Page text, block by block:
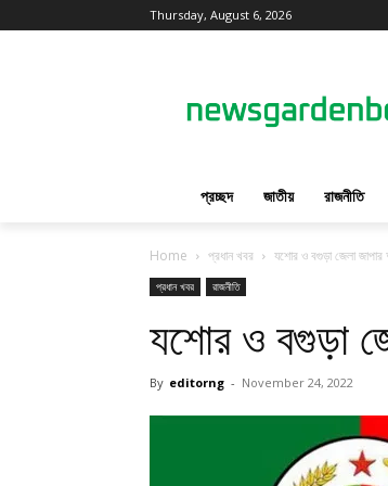
Thursday, August 6, 2026
প্রচ্ছদ জাতীয় রাজনীতি
Home প্রধান খবর যশোর ও বগুড়া জেলা
প্রধান খবর রাজনীতি
যশোর ও বগুড়া
By editorng - November 24, 2022